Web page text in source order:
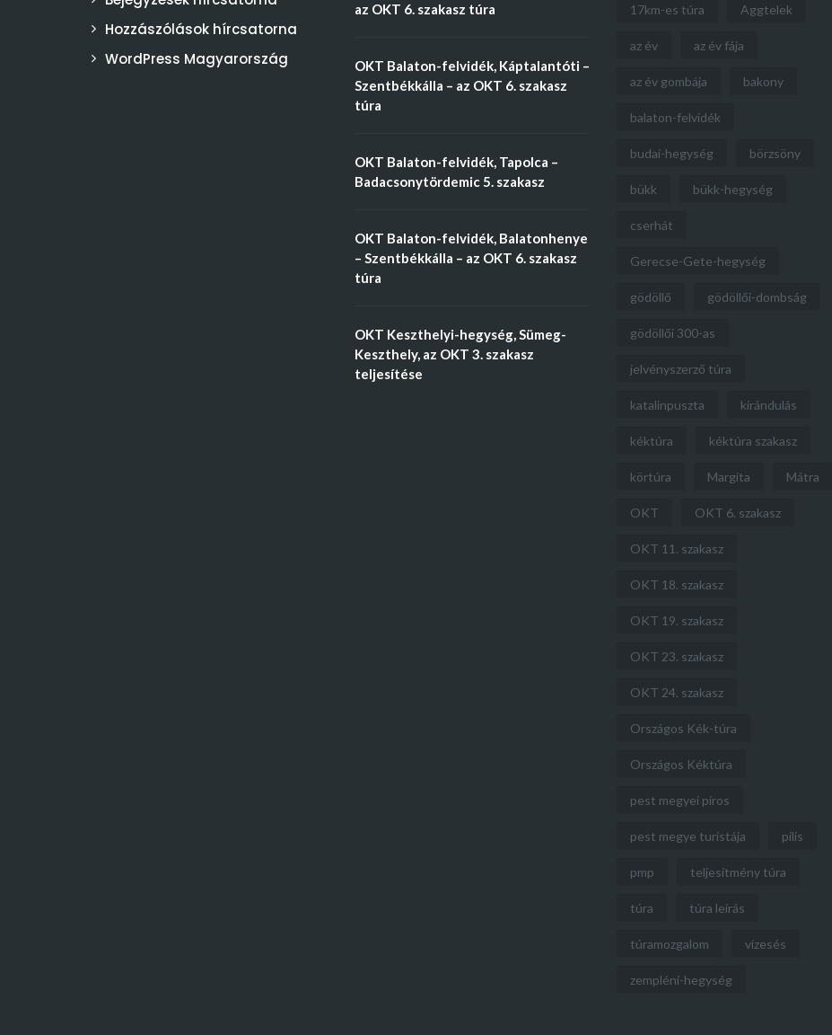
Hozzászólások hírcsatorna
WordPress Magyarország
az OKT 6. szakasz túra
OKT Balaton-felvidék, Káptalantóti –
Szentbékkálla – az OKT 6. szakasz
túra
OKT Balaton-felvidék, Tapolca –
Badacsonytördemic 5. szakasz
OKT Balaton-felvidék, Balatonhenye
– Szentbékkálla – az OKT 6. szakasz
túra
OKT Keszthelyi-hegység, Sümeg-
Keszthely, az OKT 3. szakasz
teljesítése
17km-es túra Aggtelek
az év az év fája
az év gombája bakony
balaton-felvidék
budai-hegység börzsöny
bükk bükk-hegység
cserhát
Gerecse-Gete-hegység
gödöllő gödöllői-dombság
gödöllői 300-as
jelvényszerző túra
katalinpuszta kirándulás
kéktúra kéktúra szakasz
körtúra Margita Mátra
OKT OKT 6. szakasz
OKT 11. szakasz
OKT 18. szakasz
OKT 19. szakasz
OKT 23. szakasz
OKT 24. szakasz
Országos Kék-túra
Országos Kéktúra
pest megyei piros
pest megye turistája pilis
pmp teljesítmény túra
túra túra leírás
túramozgalom vízesés
zempléni-hegység